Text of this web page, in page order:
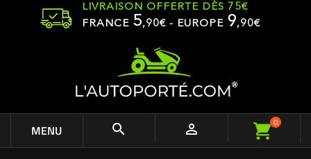
LIVRAISON OFFERTE DÈS 75€
FRANCE 5,90€ - EUROPE 9,90€
MENU   0